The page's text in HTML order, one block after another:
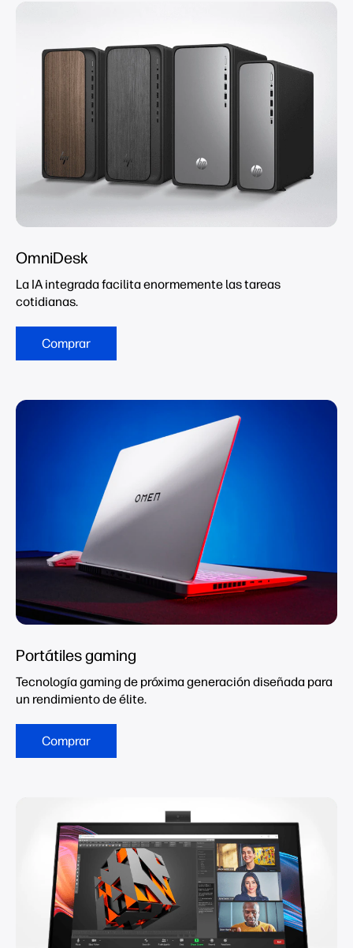
OmniDesk
La IA integrada facilita enormemente las tareas
cotidianas.
Comprar
Portátiles gaming
Tecnología gaming de próxima generación diseñada para
un rendimiento de élite.
Comprar